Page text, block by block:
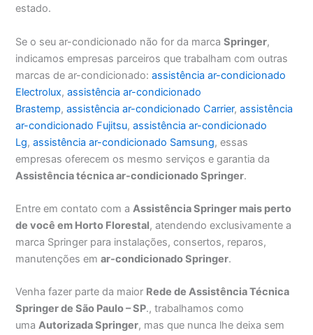
estado.
Se o seu ar-condicionado não for da marcaSpringer,
indicamos empresas parceiros que trabalham com outras
marcas de ar-condicionado:assistência ar-condicionado
Electrolux,assistência ar-condicionado
Brastemp,assistência ar-condicionado Carrier,assistência
ar-condicionado Fujitsu,assistência ar-condicionado
Lg,assistência ar-condicionado Samsung, essas
empresas oferecem os mesmo serviços e garantia da
Assistência técnica ar-condicionado Springer.
Entre em contato com aAssistência Springer mais perto
de você em Horto Florestal, atendendo exclusivamente a
marca Springer para instalações, consertos, reparos,
manutenções emar-condicionado Springer.
Venha fazer parte da maior Rede de Assistência Técnica
Springer de São Paulo – SP., trabalhamos como
umaAutorizada Springer, mas que nunca lhe deixa sem